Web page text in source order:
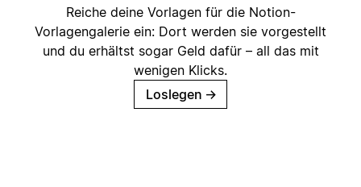
Reiche deine Vorlagen für die Notion-
Vorlagengalerie ein: Dort werden sie vorgestellt
und du erhältst sogar Geld dafür – all das mit
wenigen Klicks.
Loslegen →